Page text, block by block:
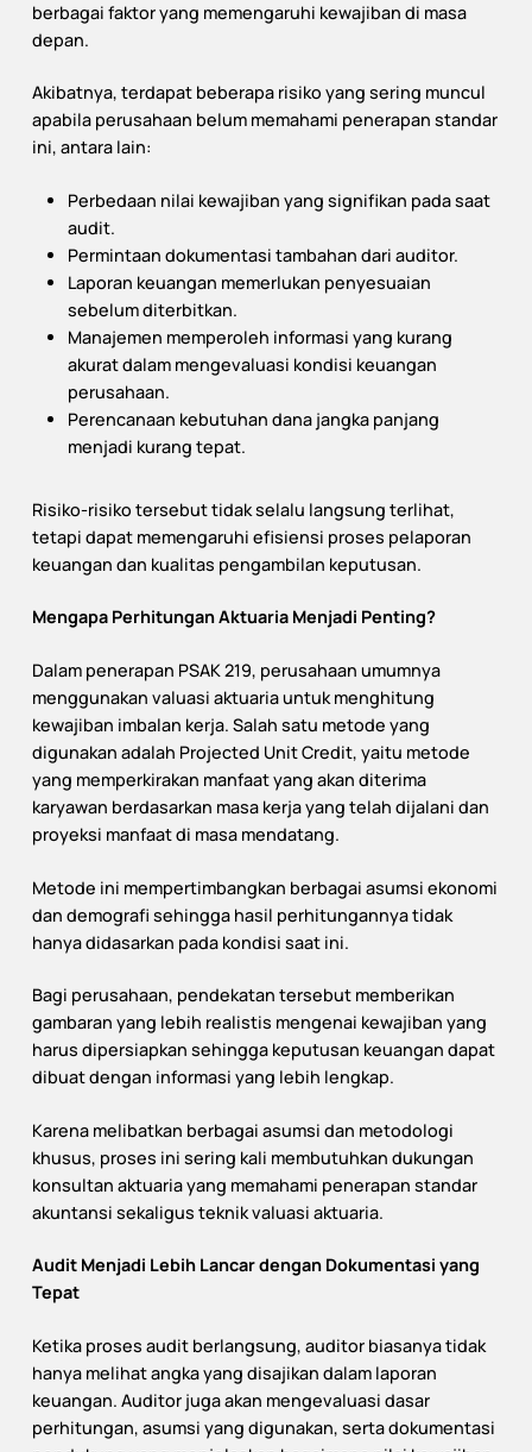
berbagai faktor yang memengaruhi kewajiban di masa
depan.
Akibatnya, terdapat beberapa risiko yang sering muncul
apabila perusahaan belum memahami penerapan standar
ini, antara lain:
Perbedaan nilai kewajiban yang signifikan pada saat
audit.
Permintaan dokumentasi tambahan dari auditor.
Laporan keuangan memerlukan penyesuaian
sebelum diterbitkan.
Manajemen memperoleh informasi yang kurang
akurat dalam mengevaluasi kondisi keuangan
perusahaan.
Perencanaan kebutuhan dana jangka panjang
menjadi kurang tepat.
Risiko-risiko tersebut tidak selalu langsung terlihat,
tetapi dapat memengaruhi efisiensi proses pelaporan
keuangan dan kualitas pengambilan keputusan.
Mengapa Perhitungan Aktuaria Menjadi Penting?
Dalam penerapan PSAK 219, perusahaan umumnya
menggunakan valuasi aktuaria untuk menghitung
kewajiban imbalan kerja. Salah satu metode yang
digunakan adalah Projected Unit Credit, yaitu metode
yang memperkirakan manfaat yang akan diterima
karyawan berdasarkan masa kerja yang telah dijalani dan
proyeksi manfaat di masa mendatang.
Metode ini mempertimbangkan berbagai asumsi ekonomi
dan demografi sehingga hasil perhitungannya tidak
hanya didasarkan pada kondisi saat ini.
Bagi perusahaan, pendekatan tersebut memberikan
gambaran yang lebih realistis mengenai kewajiban yang
harus dipersiapkan sehingga keputusan keuangan dapat
dibuat dengan informasi yang lebih lengkap.
Karena melibatkan berbagai asumsi dan metodologi
khusus, proses ini sering kali membutuhkan dukungan
konsultan aktuaria yang memahami penerapan standar
akuntansi sekaligus teknik valuasi aktuaria.
Audit Menjadi Lebih Lancar dengan Dokumentasi yang
Tepat
Ketika proses audit berlangsung, auditor biasanya tidak
hanya melihat angka yang disajikan dalam laporan
keuangan. Auditor juga akan mengevaluasi dasar
perhitungan, asumsi yang digunakan, serta dokumentasi